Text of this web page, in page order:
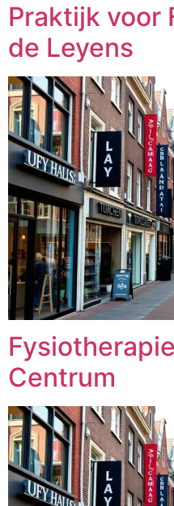
Praktijk voor
de Leyens
Centrum